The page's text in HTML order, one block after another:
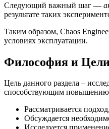
Следующий важный шаг —
результате таких
Таким образом, Chaos
условиях эксплуатации.
Философия и
Цель данного раздела –
способствующим повышению
Рассматривается
Обсуждается